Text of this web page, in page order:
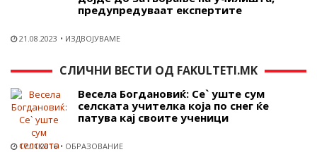
предупредуваат експертите
21.08.2023 ИЗДВОЈУВАМЕ
СЛИЧНИ ВЕСТИ ОД FAKULTETI.MK
Весела Богдановиќ: Се` уште сум
селската учителка која по снег ќе
патува кај своите ученици
17.01.2016 ОБРАЗОВАНИЕ